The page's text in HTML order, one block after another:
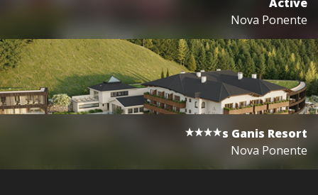
Nova Ponente
s Ganis Resort
Nova Ponente